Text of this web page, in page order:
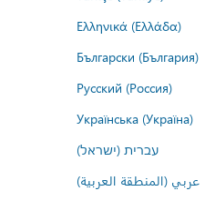
Ελληνικά (Ελλάδα)
Български (България)
Русский (Россия)
Українська (Україна)
עברית (ישראל)
عربي (المنطقة العربية)